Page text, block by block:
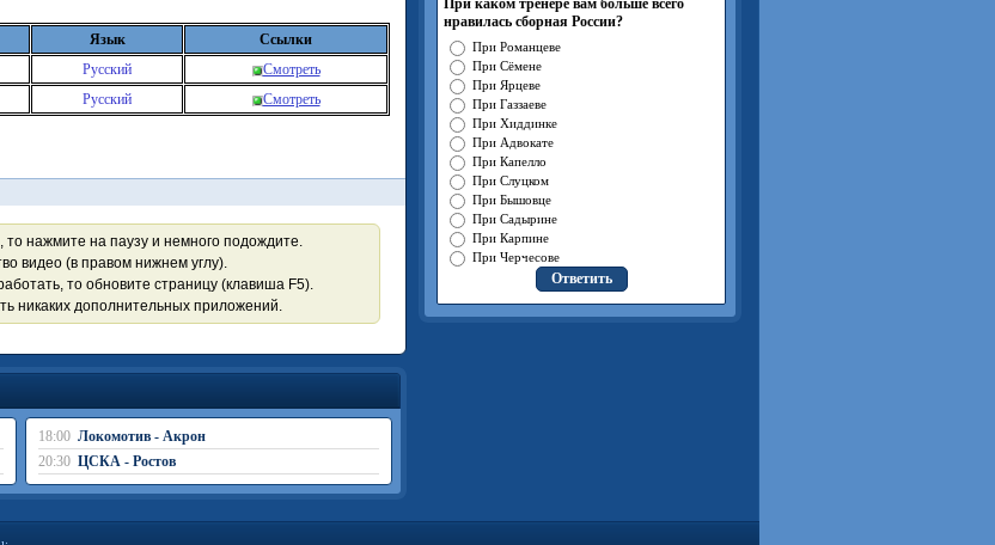
Язык
Ссылки
Русский
Смотреть
Русский Смотреть
нажмите на паузу и немного подождите.
видео (в правом нижнем углу).
то обновите страницу (клавиша F5).
никаких дополнительных приложений.
18:00 Локомотив - Акрон
20:30 ЦСКА - Ростов
При каком тренере вам больше всего
нравилась сборная России?
При Романцеве
При Сёмене
При Ярцеве
При Газзаеве
При Хиддинке
При Адвокате
При Капелло
При Слуцком
При Бышовце
При Садырине
При Карпине
При Черчесове